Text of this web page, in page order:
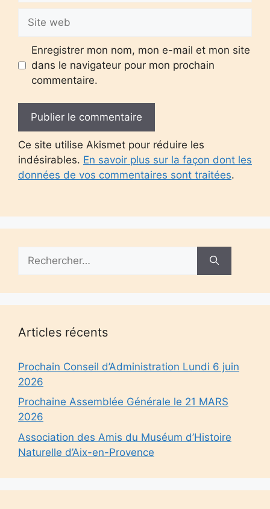
web
Enregistrer mon nom, mon e-mail et mon site
dans le navigateur pour mon prochain
commentaire.
Ce site utilise Akismet pour réduire les
indésirables. En savoir plus sur la façon dont les
données de vos commentaires sont traitées.
Articles récents
Prochain Conseil d’Administration Lundi 6 juin
2026
Prochaine Assemblée Générale le 21 MARS
2026
Association des Amis du Muséum d’Histoire
Naturelle d’Aix-en-Provence